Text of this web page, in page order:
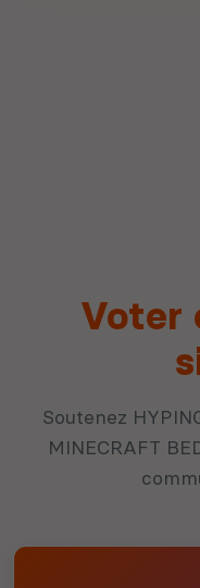
Voter
Soutenez
MINECRAFT